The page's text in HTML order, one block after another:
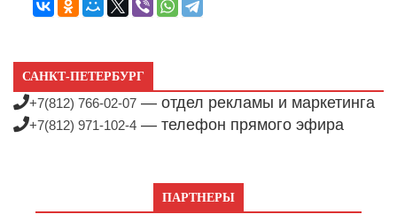
САНКТ-ПЕТЕРБУРГ
+7(812) 766-02-07 — отдел рекламы и маркетинга
+7(812) 971-102-4 — телефон прямого эфира
ПАРТНЕРЫ